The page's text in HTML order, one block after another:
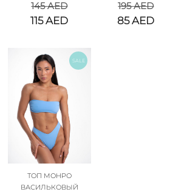
145AED
115AED
195AED
85AED
SALE
ТОП МОНРО
ВАСИЛЬКОВЫЙ